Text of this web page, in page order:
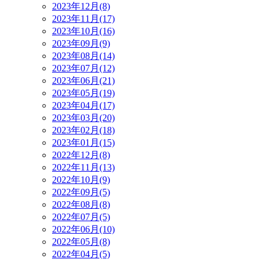
2023年12月(8)
2023年11月(17)
2023年10月(16)
2023年09月(9)
2023年08月(14)
2023年07月(12)
2023年06月(21)
2023年05月(19)
2023年04月(17)
2023年03月(20)
2023年02月(18)
2023年01月(15)
2022年12月(8)
2022年11月(13)
2022年10月(9)
2022年09月(5)
2022年08月(8)
2022年07月(5)
2022年06月(10)
2022年05月(8)
2022年04月(5)